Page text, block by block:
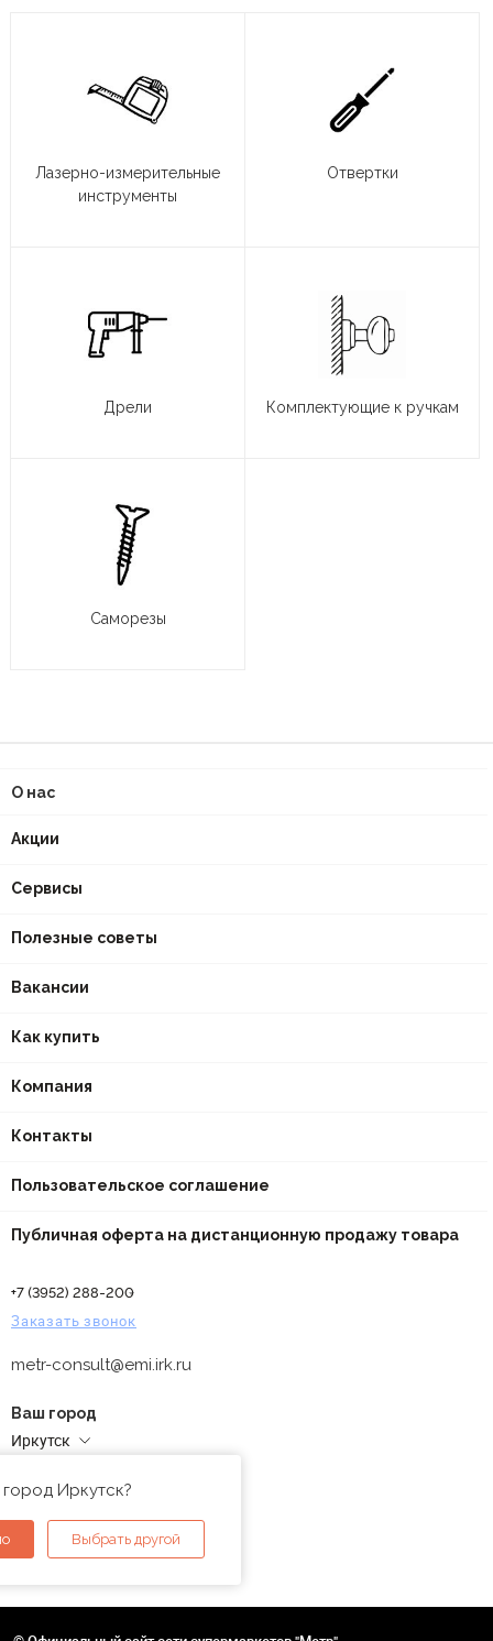
Лазерно-измерительные
инструменты
Отвертки
Дрели Комплектующие к ручкам
Саморезы
О нас
Акции
Сервисы
Полезные советы
Вакансии
Как купить
Компания
Контакты
Пользовательское соглашение
Публичная оферта на дистанционную продажу товара
+7 (3952) 288-200
Заказать звонок
metr-consult@emi.irk.ru
Ваш город
Иркутск
Иркутск?
Выбрать другой